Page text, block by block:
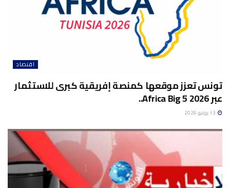
اقتصاد
تونس تعزز موقعها كمنصة إفريقية كبرى للاستثمار
عبر Africa Big 5 2026..